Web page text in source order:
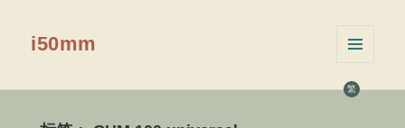
繁
i50mm
挂件